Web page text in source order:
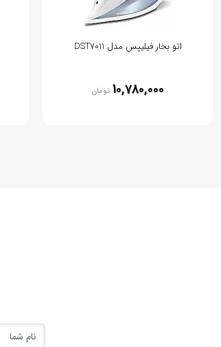
اتو بخار فیلیپس مدل DST7011
10,780,000 تومان